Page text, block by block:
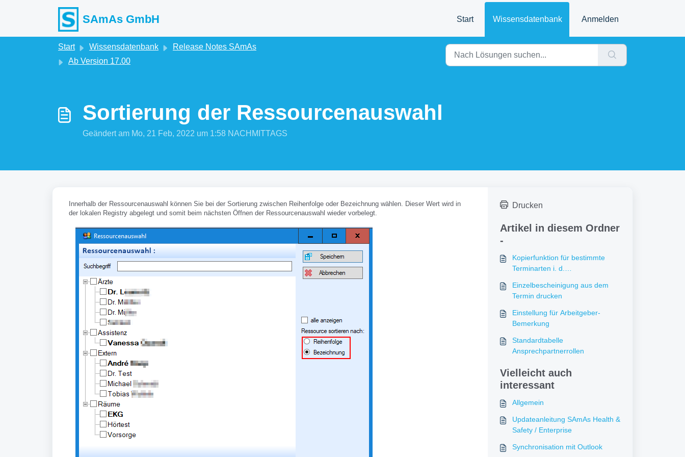
SAmAs GmbH Start Wissensdatenbank Anmelden
Start Wissensdatenbank
Release Notes SAmAs
Ab Version 17.00
Sortierung der Ressourcenauswahl
Geändert am Mo, 21 Feb, 2022 um 1:58 NACHMITTAGS
Innerhalb der Ressourcenauswahl können Sie bei der Sortierung zwischen Reihenfolge oder Bezeichnung wählen. Dieser Wert wird in
der lokalen Registry abgelegt und somit beim nächsten Öffnen der Ressourcenauswahl wieder vorbelegt.
Drucken
Artikel in diesem Ordner
-
Kopierfunktion für bestimmte
Terminarten i. d.
Einzelbescheinigung aus dem
Termin drucken
Einstellung für Arbeitgeber-
Bemerkung
Standardtabelle
Ansprechpartnerrollen
Vielleicht auch
interessant
Allgemein
Updateanleitung SAmAs Health &
Safety / Enterprise
Synchronisation mit Outlook